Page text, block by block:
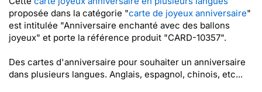
proposée dans la catégorie "carte de joyeux anniversaire"
est intitulée "Anniversaire enchanté avec des ballons
joyeux" et porte la référence produit "CARD-10357".
Des cartes d'anniversaire pour souhaiter un anniversaire
dans plusieurs langues. Anglais, espagnol, chinois, etc...